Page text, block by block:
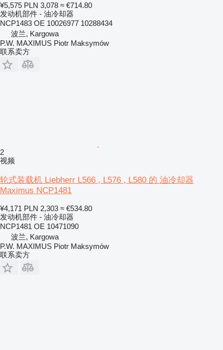
¥5,575 PLN 3,078 ≈ €714.80
发动机部件 - 油冷却器
NCP1483 OE 10026977 10288434
波兰, Kargowa
P.W. MAXIMUS Piotr Maksymów
联系卖方
2
视频
轮式装载机 Liebherr L566 , L576 , L580 的 油冷却器
Maximus NCP1481
¥4,171 PLN 2,303 ≈ €534.80
发动机部件 - 油冷却器
NCP1481 OE 10471090
波兰, Kargowa
P.W. MAXIMUS Piotr Maksymów
联系卖方